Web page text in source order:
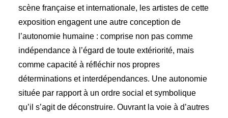
scène française et internationale, les artistes de cette
exposition engagent une autre conception de
l’autonomie humaine : comprise non pas comme
indépendance à l’égard de toute extériorité, mais
comme capacité à réfléchir nos propres
déterminations et interdépendances. Une autonomie
située par rapport à un ordre social et symbolique
qu’il s’agit de déconstruire. Ouvrant la voie à d’autres